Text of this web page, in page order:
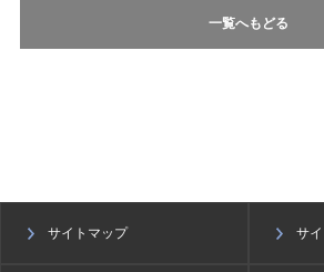
一覧へもどる
サイトマップ サ